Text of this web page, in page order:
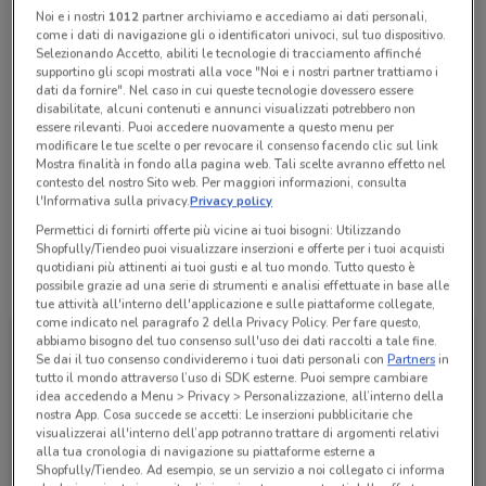
Chiama il negozio
Chiuso
Lunedì 09:00 / 13:00 - 14:00 / 18:00
Martedì 09:00 / 13:00 - 14:00 / 18:00
Mercoledì 09:00 / 13:00 - 14:00 / 18:00
Giovedì 09:00 / 13:00 - 14:00 / 18:00
Venerdì 09:00 / 13:00 - 14:00 / 18:00
Sabato 09:00 / 13:00
Domenica Chiuso
0434 228293
Financial Shop Deutsche Bank Easy
Tutte le promozioni di questo negozio
Noi e i nostri 1012partner archiviamo e accediamo ai dati personali,
come i dati di navigazione gli o identificatori univoci, sul tuo dispositivo.
Selezionando Accetto, abiliti le tecnologie di tracciamento affinché
supportino gli scopi mostrati alla voce "Noi e i nostri partner trattiamo i
dati da fornire". Nel caso in cui queste tecnologie dovessero essere
disabilitate, alcuni contenuti e annunci visualizzati potrebbero non
essere rilevanti. Puoi accedere nuovamente a questo menu per
modificare le tue scelte o per revocare il consenso facendo clic sul link
Mostra finalità in fondo alla pagina web. Tali scelte avranno effetto nel
contesto del nostro Sito web. Per maggiori informazioni, consulta
l'Informativa sulla privacy.Privacy policy
Permettici di fornirti offerte più vicine ai tuoi bisogni: Utilizzando
Shopfully/Tiendeo puoi visualizzare inserzioni e offerte per i tuoi acquisti
quotidiani più attinenti ai tuoi gusti e al tuo mondo. Tutto questo è
possibile grazie ad una serie di strumenti e analisi effettuate in base alle
tue attività all'interno dell'applicazione e sulle piattaforme collegate,
come indicato nel paragrafo 2 della Privacy Policy. Per fare questo,
abbiamo bisogno del tuo consenso sull'uso dei dati raccolti a tale fine.
Se dai il tuo consenso condivideremo i tuoi dati personali conPartnersin
tutto il mondo attraverso l’uso di SDK esterne. Puoi sempre cambiare
idea accedendo a Menu > Privacy > Personalizzazione, all’interno della
nostra App. Cosa succede se accetti: Le inserzioni pubblicitarie che
visualizzerai all'interno dell’app potranno trattare di argomenti relativi
alla tua cronologia di navigazione su piattaforme esterne a
Shopfully/Tiendeo. Ad esempio, se un servizio a noi collegato ci informa